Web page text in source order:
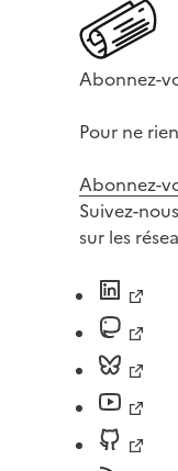
Abonnez-
Pour ne
Abonnez-
Suivez-nous
sur les